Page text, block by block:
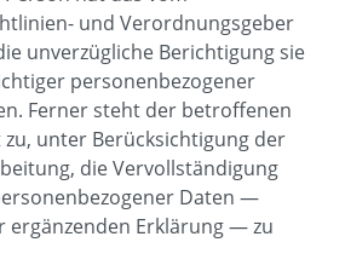
und Verordnungsgeber
unverzügliche Berichtigung sie
personenbezogener
Ferner steht der betroffenen
zu, unter Berücksichtigung der
die Vervollständigung
Daten —
ergänzenden Erklärung — zu